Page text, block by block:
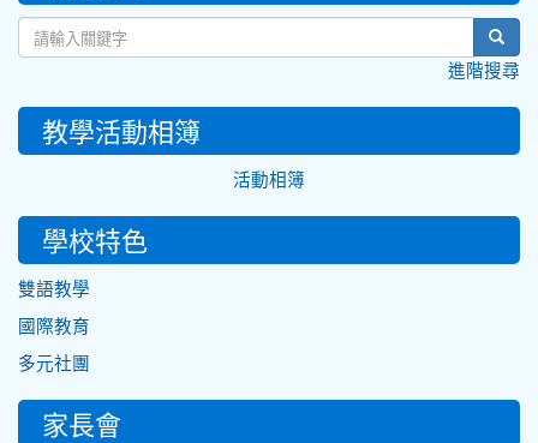
進階搜尋
教學活動相簿
活動相簿
學校特色
雙語教學
國際教育
多元社團
家長會